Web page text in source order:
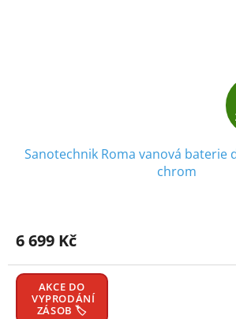
Sanotechnik Roma vanová baterie
chrom
6 699 Kč
AKCE DO
VYPRODÁNÍ
ZÁSOB 🏷️